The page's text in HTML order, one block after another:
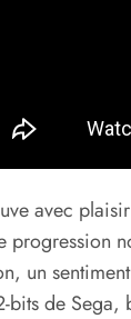
avec
progression
un
bits de Sega,